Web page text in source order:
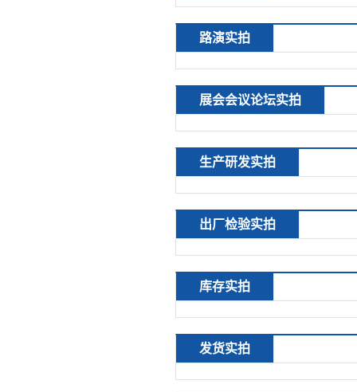
路演实拍
展会会议论坛实拍
生产研发实拍
出厂检验实拍
库存实拍
发货实拍